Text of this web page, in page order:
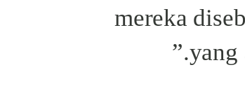
mereka
yang